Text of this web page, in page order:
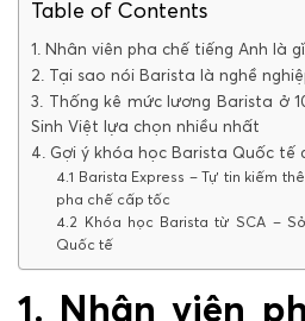
Table of Contents
1. Nhân viên pha chế tiếng Anh là
2. Tại sao nói Barista là nghề
3. Thống kê mức lương Barista ở
Sinh Việt lựa chọn nhiều nhất
4. Gợi ý khóa học Barista Quốc tế
4.1 Barista Express – Tự tin kiếm
pha chế cấp tốc
4.2 Khóa học Barista từ SCA –
Quốc tế
1. Nhân viên